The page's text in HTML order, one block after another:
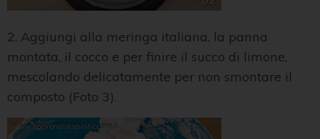
2. Aggiungi alla meringa italiana, la panna
montata, il cocco e per finire il succo di limone,
mescolando delicatamente per non smontare il
composto (Foto 3).